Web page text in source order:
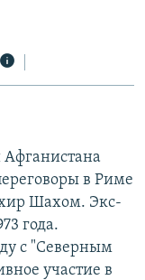
в Риме
Шахом. Экс-
года.
с "Северным
участие в